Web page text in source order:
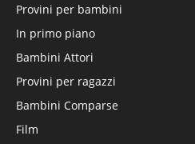
Provini per bambini
In primo piano
Bambini Attori
Provini per ragazzi
Bambini Comparse
Film